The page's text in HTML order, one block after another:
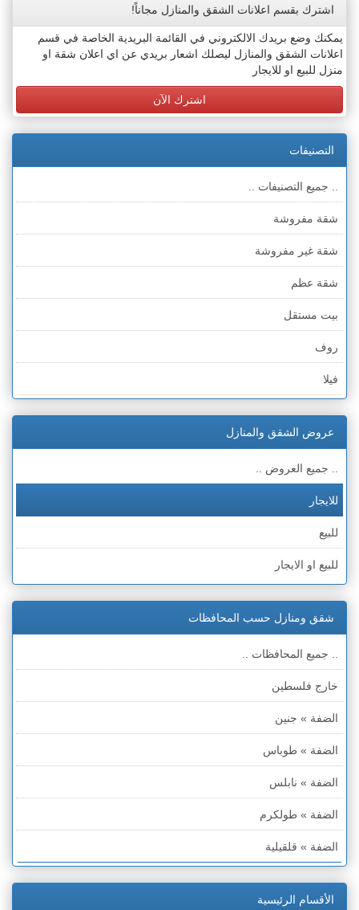
اشترك بقسم اعلانات الشقق والمنازل مجاناً!
يمكنك وضع بريدك الالكتروني في القائمة البريدية الخاصة في قسم
اعلانات الشقق والمنازل ليصلك اشعار بريدي عن اي اعلان شقة او
منزل للبيع او للايجار
اشترك الآن
التصنيفات
.. جميع التصنيفات ..
شقة مفروشة
شقة غير مفروشة
شقة عظم
بيت مستقل
روف
فيلا
ملحق
عروض الشقق والمنازل
.. جميع العروض ..
للايجار
للبيع
للبيع او الايجار
شقق ومنازل حسب المحافظات
.. جميع المحافظات ..
خارج فلسطين
الضفة » جنين
الضفة » طوباس
الضفة » نابلس
الضفة » طولكرم
الضفة » قلقيلية
الأقسام الرئيسية